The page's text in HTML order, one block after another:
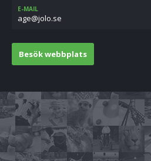
E-MAIL
es.oloj@ega
Besök webbplats